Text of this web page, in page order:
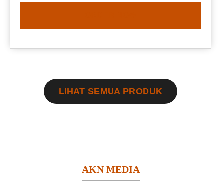
LIHAT SEMUA PRODUK
AKN MEDIA